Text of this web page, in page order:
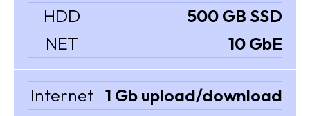
HDD
500 GB SSD
NET
10 GbE
Internet 1 Gb upload/download